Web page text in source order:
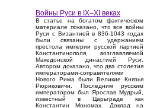
Войны Руси в IX–XI веках
В статье на богатом фактическом
материале показано, что все войны
Руси с Византией в 836-1043 годах
были связаны с удержанием
престола империи русской партией
Константинополя, возглавляемой
Македонской династией Руси.
Автором доказано, что два столетия
императорами-соправителями
Нового Рима были Великие Князья
Рюриковичи. Последним русским
императором был Ярослав Мудрый,
известный в Царьграде как
Константин Мономах. Доклад на